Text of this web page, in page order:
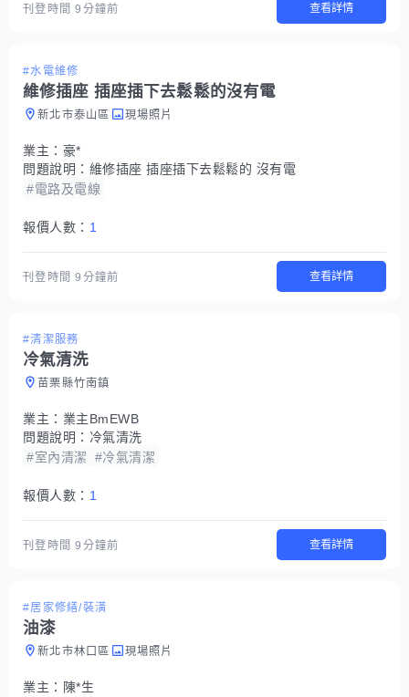
刊登時間9分鐘前 查看詳情
#水電維修
維修插座 插座插下去鬆鬆的沒有電
新北市泰山區 現場照片
業主： 豪*
問題說明： 維修插座 插座插下去鬆鬆的 沒有電
#電路及電線
報價人數： 1
刊登時間9分鐘前 查看詳情
#清潔服務
冷氣清洗
苗栗縣竹南鎮
業主： 業主BmEWB
問題說明： 冷氣清洗
#室內清潔
#冷氣清潔
報價人數： 1
刊登時間9分鐘前 查看詳情
#居家修繕/裝潢
油漆
新北市林口區 現場照片
業主： 陳*生